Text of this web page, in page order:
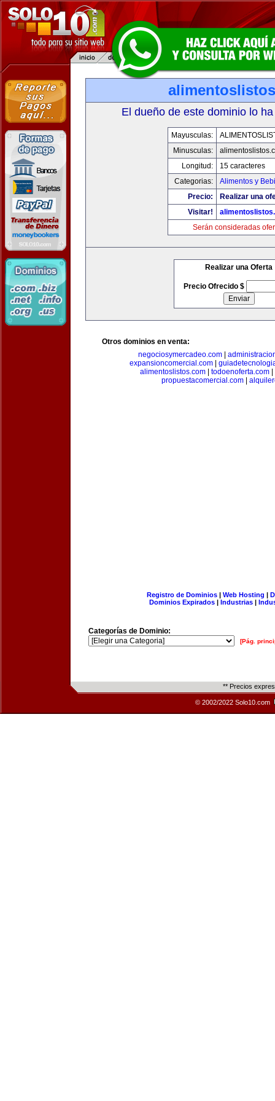
El dueño de este dominio lo
Mayusculas:
Minusculas:
Longitud:
15 caracteres
Categorias:
Alimentos y
Precio:
Realizar una
Visitar!
Serán consideradas
Realizar una Oferta
Precio Ofrecido $
Otros dominios en venta:
negociosymercadeo.com|
expansioncomercial.com|
alimentoslistos.com| todoenoferta.com|
propuestacomercial.com
Registro de Dominios| Web Hosting |
Dominios Expirados | Industrias |
Categorías de Dominio:
[Pág.
** Precios
© 2002/2022 Solo10.com